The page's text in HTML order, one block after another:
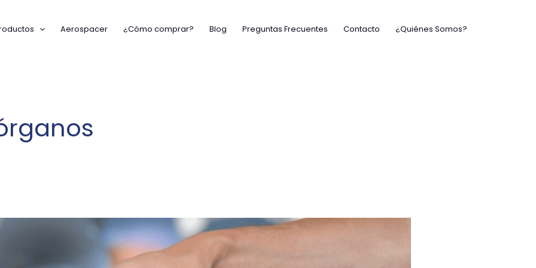
Aerospacer ¿Cómo comprar? Blog Preguntas Frecuentes Contacto ¿Quiénes Somos?